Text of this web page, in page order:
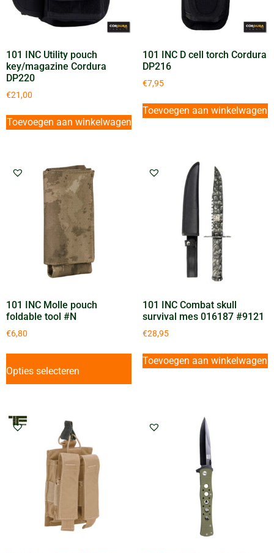
101 INC Utility pouch
key/magazine Cordura
DP220
€21,00
Toevoegen aan winkelwagen
101 INC D cell torch Cordura
DP216
€7,95
Toevoegen aan winkelwagen
101 INC Molle pouch
foldable tool #N
€6,80
Opties selecteren
101 INC Combat skull
survival mes 016187 #9121
€28,95
Toevoegen aan winkelwagen